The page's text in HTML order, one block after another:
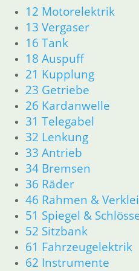
12 Motorelektrik
13 Vergaser
16 Tank
18 Auspuff
21 Kupplung
23 Getriebe
26 Kardanwelle
31 Telegabel
32 Lenkung
33 Antrieb
34 Bremsen
36 Räder
46 Rahmen &
51 Spiegel &
52 Sitzbank
61 Fahrzeugelektrik
62 Instrumente
16 Tank
18 Auspuff
21 Kupplung
23 Getriebe
26 Kardanwelle
31 Telegabel
32 Lenkung
33 Antrieb
34 Bremsen
36 Räder
46 Rahmen & Verkleidung
51 Spiegel & Schlösser
52 Sitzbank
61 Fahrzeugelektrik
62 Instrumente
R45 & R65LS